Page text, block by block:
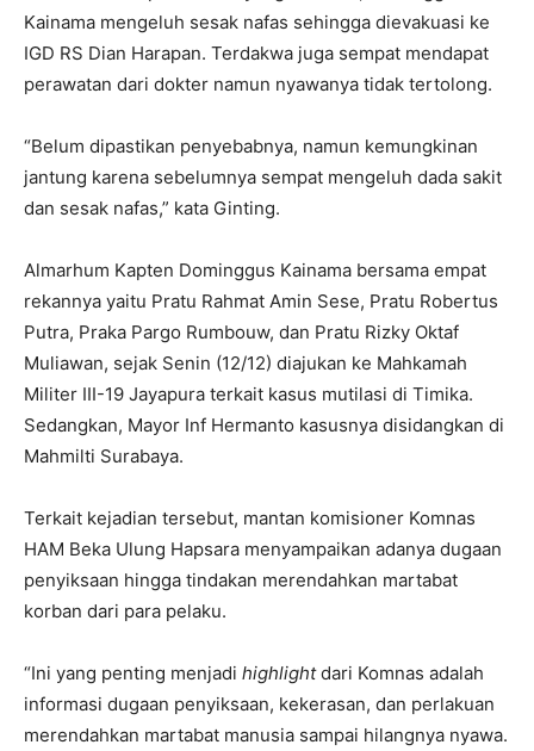
Kainama mengeluh sesak nafas sehingga dievakuasi ke
IGD RS Dian Harapan. Terdakwa juga sempat mendapat
perawatan dari dokter namun nyawanya tidak tertolong.
“Belum dipastikan penyebabnya, namun kemungkinan
jantung karena sebelumnya sempat mengeluh dada sakit
dan sesak nafas,” kata Ginting.
Almarhum Kapten Dominggus Kainama bersama empat
rekannya yaitu Pratu Rahmat Amin Sese, Pratu Robertus
Putra, Praka Pargo Rumbouw, dan Pratu Rizky Oktaf
Muliawan, sejak Senin (12/12) diajukan ke Mahkamah
Militer III-19 Jayapura terkait kasus mutilasi di Timika.
Sedangkan, Mayor Inf Hermanto kasusnya disidangkan di
Mahmilti Surabaya.
Terkait kejadian tersebut, mantan komisioner Komnas
HAM Beka Ulung Hapsara menyampaikan adanya dugaan
penyiksaan hingga tindakan merendahkan martabat
korban dari para pelaku.
“Ini yang penting menjadi highlightdari Komnas adalah
informasi dugaan penyiksaan, kekerasan, dan perlakuan
merendahkan martabat manusia sampai hilangnya nyawa.